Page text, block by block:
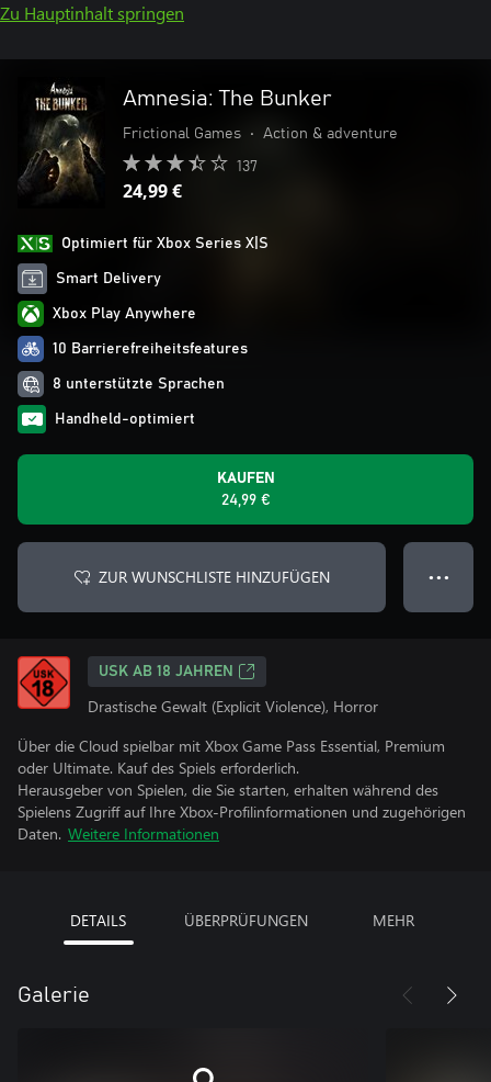
Zu Hauptinhalt springen
Amnesia: The Bunker
Frictional Games • Action & adventure
137
24,99 €
Optimiert für Xbox Series X|S
Smart Delivery
Xbox Play Anywhere
10 Barrierefreiheitsfeatures
8 unterstützte Sprachen
Handheld-optimiert
KAUFEN
24,99 €
ZUR WUNSCHLISTE HINZUFÜGEN ● ● ●
USK AB 18 JAHREN
Drastische Gewalt (Explicit Violence), Horror
Über die Cloud spielbar mit Xbox Game Pass Essential, Premium
oder Ultimate. Kauf des Spiels erforderlich.
Herausgeber von Spielen, die Sie starten, erhalten während des
Spielens Zugriff auf Ihre Xbox-Profilinformationen und zugehörigen
Daten. Weitere Informationen
DETAILS ÜBERPRÜFUNGEN MEHR
Galerie